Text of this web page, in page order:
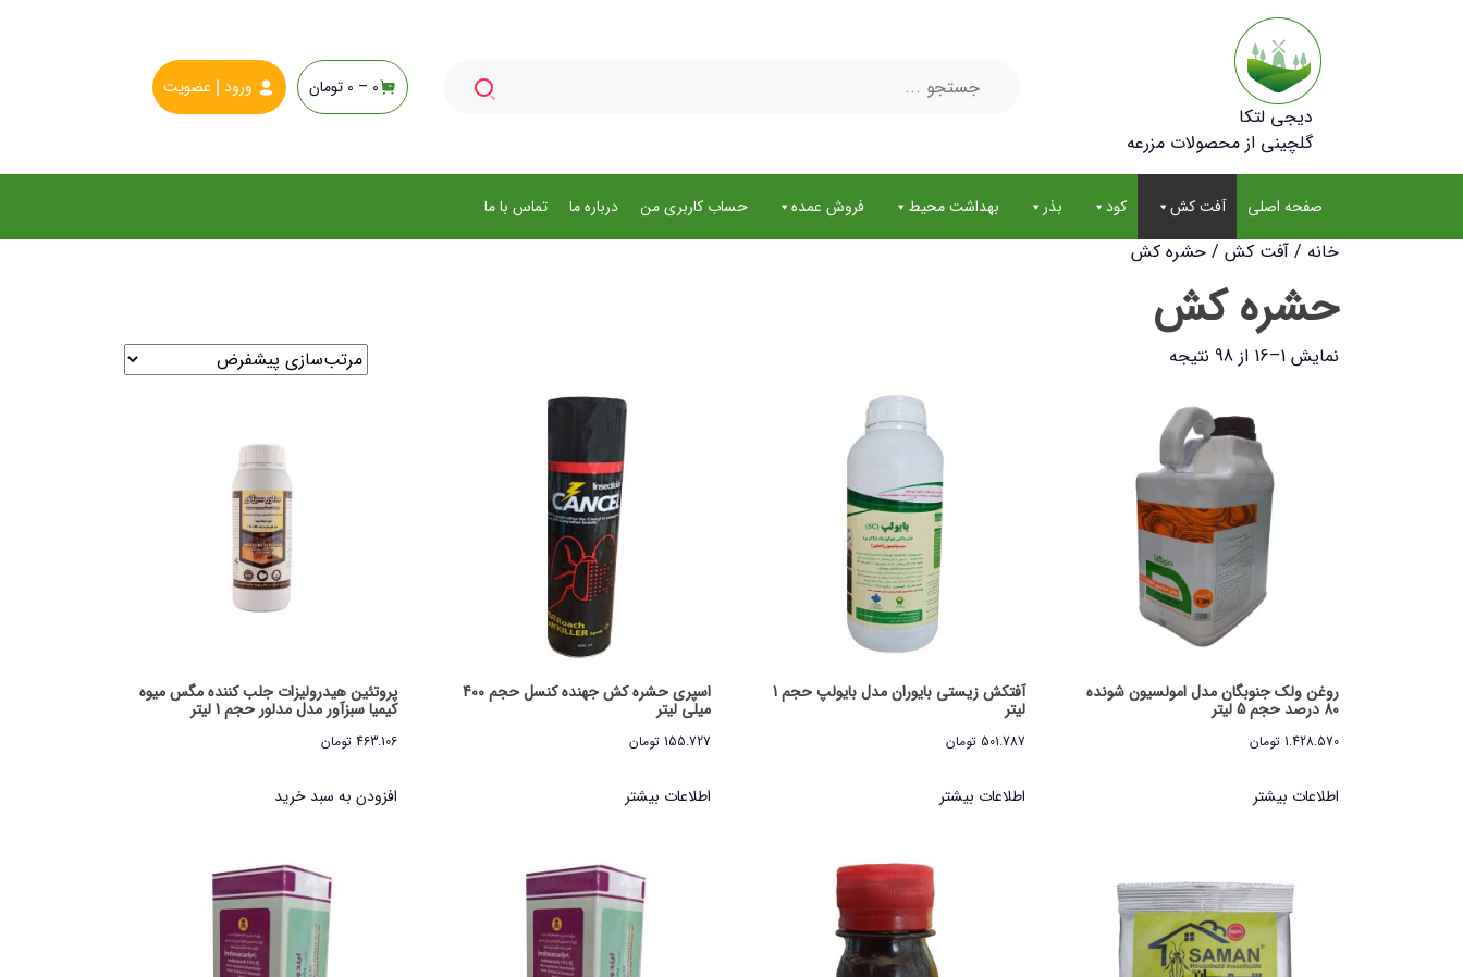
دیجی لتکا
گلچینی از محصولات مزرعه
0 –
0 تومان ورود عضویت
صفحه اصلی آفت کش کود بذر بهداشت محیط فروش عمده حساب کاربری من درباره ما تماس با ما
خانه / آفت کش / حشره کش
حشره کش
نمایش 1–16 از 98 نتیجه
روغن ولک جنوبگان مدل امولسیون شونده
80 درصد حجم 5 لیتر
1.428.570 تومان
اطلاعات بیشتر
آفتکش زیستی بایوران مدل بایولپ حجم 1
لیتر
501.787 تومان
اطلاعات بیشتر
اسپری حشره کش جهنده کنسل حجم 400
میلی لیتر
155.727 تومان
اطلاعات بیشتر
پروتئین هیدرولیزات جلب کننده مگس میوه
کیمیا سبزآور مدل مدلور حجم 1 لیتر
463.106 تومان
افزودن به سبد خرید